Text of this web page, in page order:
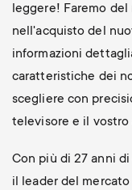
leggere! Faremo
nell'acquisto del
informazioni
caratteristiche dei
scegliere con
televisore e il
Con più di 27 anni
il leader del